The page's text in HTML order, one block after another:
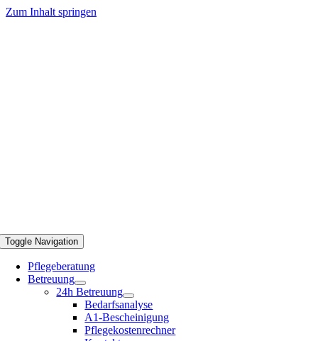
Zum Inhalt springen
Toggle Navigation
Pflegeberatung
Betreuung
24h Betreuung
Bedarfsanalyse
A1-Bescheinigung
Pflegekostenrechner